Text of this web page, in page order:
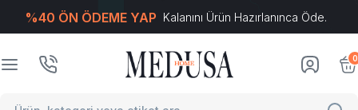
%40 ÖN ÖDEME YAP Kalanını Ürün Hazırlanınca Öde.
0
T -SoftE-TicaretSistemleriyle Hazırlanmıştır.